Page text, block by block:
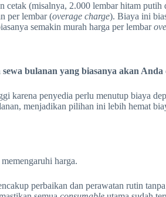
cetak (misalnya, 2.000 lembar hitam putih
per lembar (overage charge). Biaya ini
semakin murah harga per lembar
bulanan yang biasanya akan Anda
karena penyedia perlu menutup biaya
menjadikan pilihan ini lebih hemat
harga.
perbaikan dan perawatan rutin